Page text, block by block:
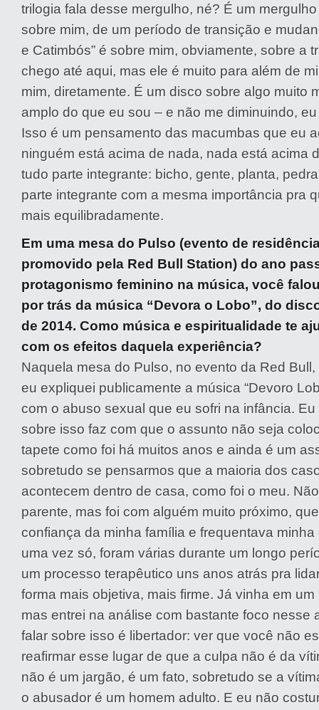
trilogia fala desse mergulho, né? É um
sobre mim, de um período de transição e
e Catimbós” é sobre mim, obviamente, sobre a
chego até aqui, mas ele é muito para além de
mim, diretamente. É um disco sobre algo muito
amplo do que eu sou – e não me diminuindo,
Isso é um pensamento das macumbas que eu
ninguém está acima de nada, nada está acima
tudo parte integrante: bicho, gente, planta,
parte integrante com a mesma importância pra
mais equilibradamente.
Em uma mesa do Pulso (evento de
promovido pela Red Bull Station) do ano
protagonismo feminino na música, você
por trás da música “Devora o Lobo”, do
de 2014. Como música e espiritualidade te
com os efeitos daquela experiência?
Naquela mesa do Pulso, no evento da Red
eu expliquei publicamente a música “Devoro
com o abuso sexual que eu sofri na infância.
sobre isso faz com que o assunto não seja
tapete como foi há muitos anos e ainda é um
sobretudo se pensarmos que a maioria dos
acontecem dentro de casa, como foi o meu.
parente, mas foi com alguém muito próximo,
confiança da minha família e frequentava minha
uma vez só, foram várias durante um longo
um processo terapêutico uns anos atrás pra
forma mais objetiva, mais firme. Já vinha em
mas entrei na análise com bastante foco nesse
falar sobre isso é libertador: ver que você não
reafirmar esse lugar de que a culpa não é da
não é um jargão, é um fato, sobretudo se a
o abusador é um homem adulto. E eu não